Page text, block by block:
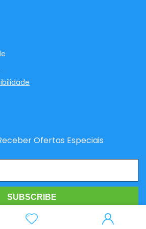
Ofertas Especiais